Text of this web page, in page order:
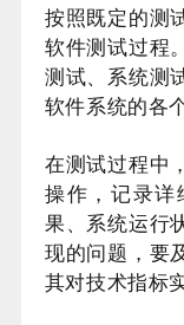
按照既定的测
软件测试过程
测试、系统测
软件系统的各
在测试过程中
操作，记录详
果、系统运行
现的问题，要
其对技术指标